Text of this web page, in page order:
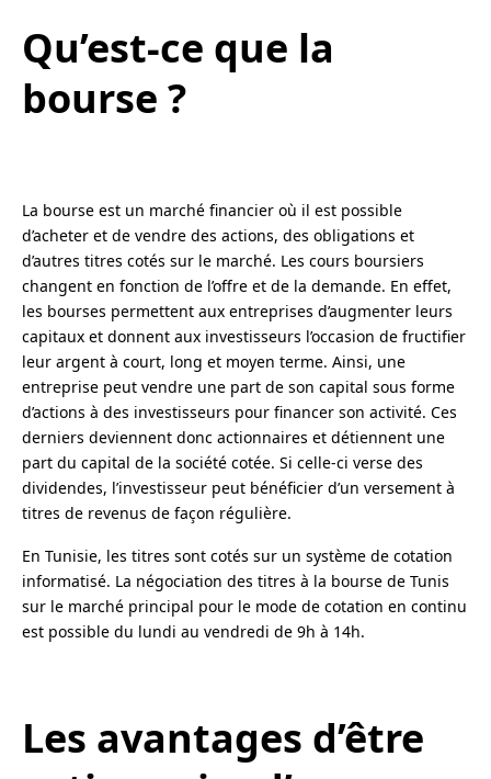
Qu’est-ce que la
bourse ?
La bourse est un marché financier où il est possible
d’acheter et de vendre des actions, des obligations et
d’autres titres cotés sur le marché. Les cours boursiers
changent en fonction de l’offre et de la demande. En effet,
les bourses permettent aux entreprises d’augmenter leurs
capitaux et donnent aux investisseurs l’occasion de fructifier
leur argent à court, long et moyen terme. Ainsi, une
entreprise peut vendre une part de son capital sous forme
d’actions à des investisseurs pour financer son activité. Ces
derniers deviennent donc actionnaires et détiennent une
part du capital de la société cotée. Si celle-ci verse des
dividendes, l’investisseur peut bénéficier d’un versement à
titres de revenus de façon régulière.
En Tunisie, les titres sont cotés sur un système de cotation
informatisé. La négociation des titres à la bourse de Tunis
sur le marché principal pour le mode de cotation en continu
est possible du lundi au vendredi de 9h à 14h.
Les avantages d’être